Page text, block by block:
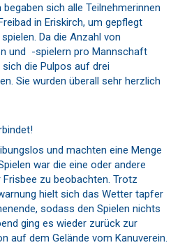
sich alle Teilnehmerinnen
in Eriskirch, um gepflegt
Da die Anzahl von
und -spielern pro Mannschaft
die Pulpos auf drei
Sie wurden überall sehr herzlich
und machten eine Menge
war die eine oder andere
Frisbee zu beobachten. Trotz
hielt sich das Wetter tapfer
sodass den Spielen nichts
ging es wieder zurück zur
auf dem Gelände vom Kanuverein.